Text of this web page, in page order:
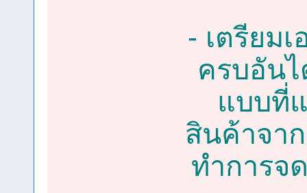
- เตรียม
ครบอัน
แบบที่
สินค้าจา
ทำการจ